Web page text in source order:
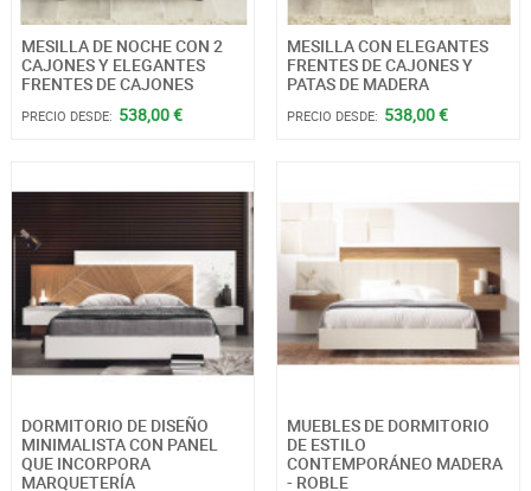
MESILLA DE NOCHE CON 2
CAJONES Y ELEGANTES
FRENTES DE CAJONES
PRECIO DESDE: 538,00 €
MESILLA CON ELEGANTES
FRENTES DE CAJONES Y
PATAS DE MADERA
PRECIO DESDE: 538,00 €
DORMITORIO DE DISEÑO
MINIMALISTA CON PANEL
QUE INCORPORA
MARQUETERÍA
MUEBLES DE DORMITORIO
DE ESTILO
CONTEMPORÁNEO MADERA
- ROBLE